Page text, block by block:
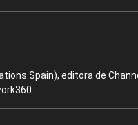
Spain), editora de